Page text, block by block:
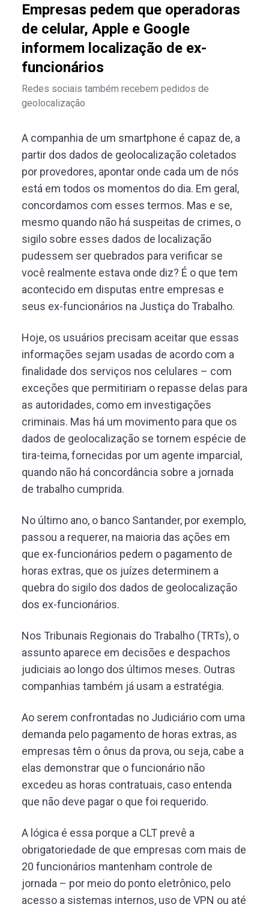
Empresas pedem que operadoras
de celular, Apple e Google
informem localização de ex-
funcionários
Redes sociais também recebem pedidos de
geolocalização
A companhia de um smartphone é capaz de, a
partir dos dados de geolocalização coletados
por provedores, apontar onde cada um de nós
está em todos os momentos do dia. Em geral,
concordamos com esses termos. Mas e se,
mesmo quando não há suspeitas de crimes, o
sigilo sobre esses dados de localização
pudessem ser quebrados para verificar se
você realmente estava onde diz? É o que tem
acontecido em disputas entre empresas e
seus ex-funcionários na Justiça do Trabalho.
Hoje, os usuários precisam aceitar que essas
informações sejam usadas de acordo com a
finalidade dos serviços nos celulares – com
exceções que permitiriam o repasse delas para
as autoridades, como em investigações
criminais. Mas há um movimento para que os
dados de geolocalização se tornem espécie de
tira-teima, fornecidas por um agente imparcial,
quando não há concordância sobre a jornada
de trabalho cumprida.
No último ano, o banco Santander, por exemplo,
passou a requerer, na maioria das ações em
que ex-funcionários pedem o pagamento de
horas extras, que os juízes determinem a
quebra do sigilo dos dados de geolocalização
dos ex-funcionários.
Nos Tribunais Regionais do Trabalho (TRTs), o
assunto aparece em decisões e despachos
judiciais ao longo dos últimos meses. Outras
companhias também já usam a estratégia.
Ao serem confrontadas no Judiciário com uma
demanda pelo pagamento de horas extras, as
empresas têm o ônus da prova, ou seja, cabe a
elas demonstrar que o funcionário não
excedeu as horas contratuais, caso entenda
que não deve pagar o que foi requerido.
A lógica é essa porque a CLT prevê a
obrigatoriedade de que empresas com mais de
20 funcionários mantenham controle de
jornada – por meio do ponto eletrônico, pelo
acesso a sistemas internos, uso de VPN ou até